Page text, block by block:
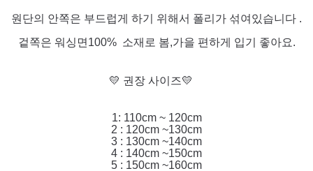
원단의 안쪽은 부드럽게 하기 위해서 폴리가 섞여있습니다 .
겉쪽은 워싱면100% 소재로 봄,가을 편하게 입기 좋아요.
💛 권장 사이즈💛
1: 110cm ~ 120cm
2 : 120cm ~130cm
3 : 130cm ~140cm
4 : 140cm ~150cm
5 : 150cm ~160cm